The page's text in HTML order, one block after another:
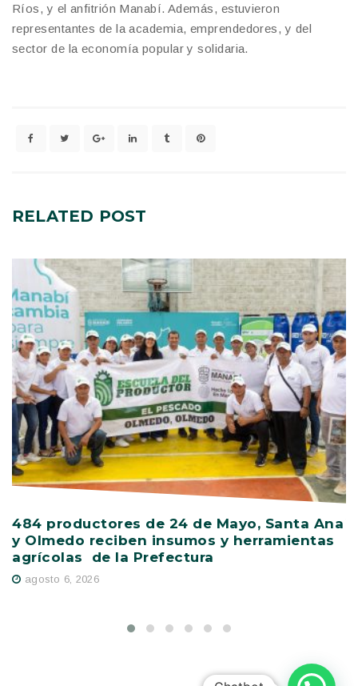
Ríos, y el anfitrión Manabí. Además, estuvieron
representantes de la academia, emprendedores, y del
sector de la economía popular y solidaria.
RELATED POST
484 productores de 24 de Mayo, Santa Ana
y Olmedo reciben insumos y herramientas
agrícolas de la Prefectura
agosto 6, 2026